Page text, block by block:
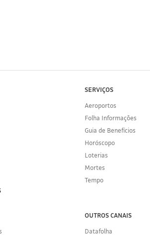
SERVIÇOS
Aeroportos
Folha Informações
Guia de Benefícios
Horóscopo
Loterias
Mortes
Tempo
OUTROS CANAIS
Datafolha